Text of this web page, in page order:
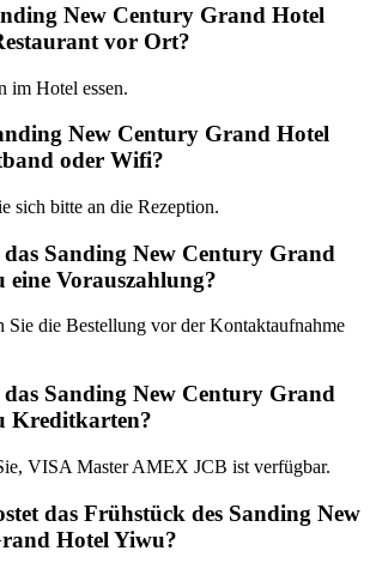
New Century Grand Hotel
vor Ort?
im Hotel essen.
New Century Grand Hotel
oder Wifi?
sich bitte an die Rezeption.
Sanding New Century Grand
eine Vorauszahlung?
Sie die Bestellung vor der Kontaktaufnahme
Sanding New Century Grand
Kreditkarten?
VISA Master AMEX JCB ist verfügbar.
das Frühstück des Sanding New
Hotel Yiwu?